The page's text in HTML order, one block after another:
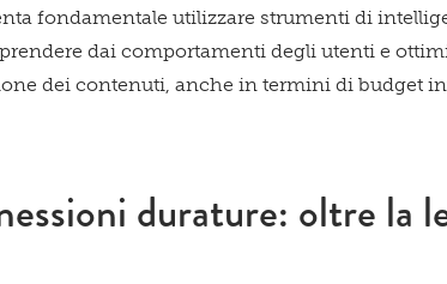
fondamentale utilizzare strumenti di
dai comportamenti degli utenti e
dei contenuti, anche in termini di budget
durature: oltre la